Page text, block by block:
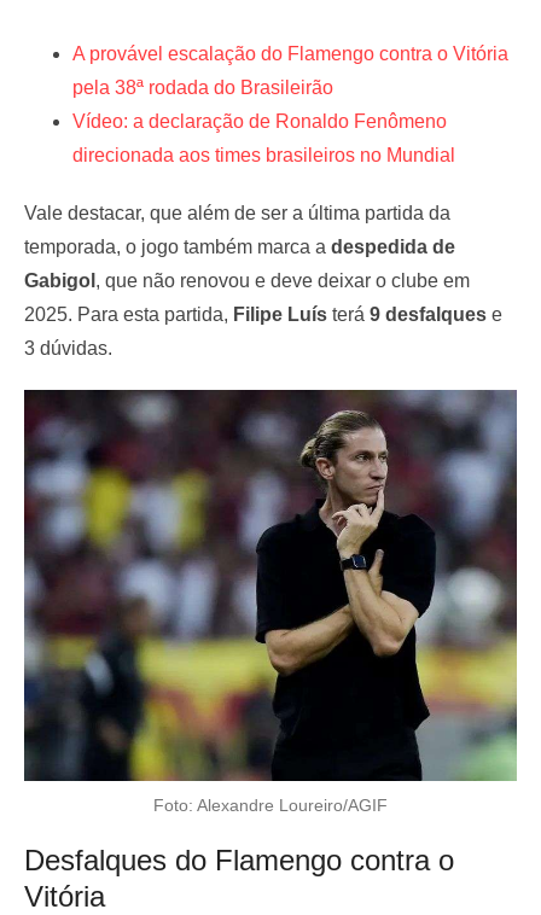
A provável escalação do Flamengo contra o Vitória
pela 38ª rodada do Brasileirão
Vídeo: a declaração de Ronaldo Fenômeno
direcionada aos times brasileiros no Mundial
Vale destacar, que além de ser a última partida da
temporada, o jogo também marca a despedida de
Gabigol , que não renovou e deve deixar o clube em
2025. Para esta partida, Filipe Luís terá 9 desfalques e
3 dúvidas.
Foto: Alexandre Loureiro/AGIF
Desfalques do Flamengo contra o
Vitória